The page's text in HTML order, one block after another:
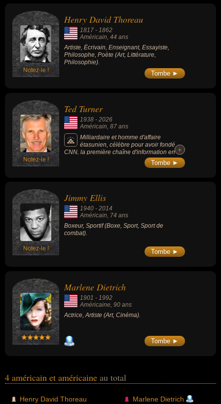
Ces célébrités peuvent également avoir été artiste, écrivain,
enseignant, essayiste, philosophe, poète, homme d'affaire, homme
riche, milliardaire, boxeur, sportif ou acteur.
Notez-le !
Henry David Thoreau
1817 - 1862
Américain, 44 ans
Artiste, Écrivain, Enseignant, Essayiste,
Philosophe, Poète (Art, Littérature,
Philosophie).
Tombe ►
Notez-le !
Ted Turner
1938 - 2026
Américain , 87 ans
Milliardaire et homme d'affaire
étasunien, célèbre pour avoir fondé
CNN, la première chaîne d'information en
continu, révolutionnant ainsi la manière dont
le monde consomme l'actualité. Pionnier de
Network.
+
+
Tombe ►
Notez-le !
Jimmy Ellis
1940 - 2014
Américain, 74 ans
Boxeur, Sportif (Boxe, Sport, Sport de
combat).
Tombe ►
Marlene Dietrich
1901 - 1992
Américaine , 90 ans
Actrice, Artiste (Art, Cinéma).
Tombe ►
4 américain et américaine au total
Henry David Thoreau
Marlene Dietrich